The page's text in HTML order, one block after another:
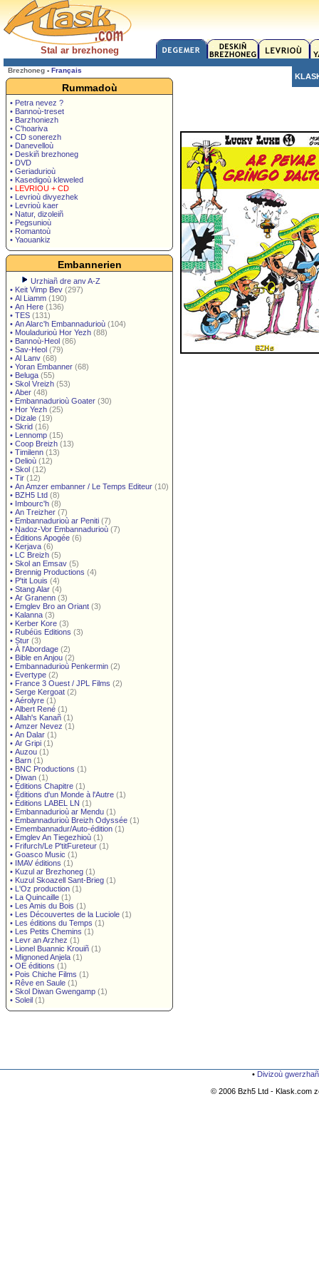
Stal ar brezhoneg
Brezhoneg - Français
Rummadoù
• Petra nevez ?
• Bannoù-treset
• Barzhoniezh
• C'hoariva
• CD sonerezh
• Danevelloù
• Deskiñ brezhoneg
• DVD
• Geriadurioù
• Kasedigoù kleweled
• LEVRIOU + CD
• Levrioù divyezhek
• Levrioù kaer
• Natur, dizoleiñ
• Pegsunioù
• Romantoù
• Yaouankiz
Embannerien
Urzhiañ dre anv A-Z
• Keit Vimp Bev (297)
• Al Liamm (190)
• An Here (136)
• TES (131)
• An Alarc'h Embannadurioù (104)
• Mouladurioù Hor Yezh (88)
• Bannoù-Heol (86)
• Sav-Heol (79)
• Al Lanv (68)
• Yoran Embanner (68)
• Beluga (55)
• Skol Vreizh (53)
• Aber (48)
• Embannadurioù Goater (30)
• Hor Yezh (25)
• Dizale (19)
• Skrid (16)
• Lennomp (15)
• Coop Breizh (13)
• Timilenn (13)
• Delioù (12)
• Skol (12)
• Tir (12)
• An Amzer embanner / Le Temps Editeur (10)
• BZH5 Ltd (8)
• Imbourc'h (8)
• An Treizher (7)
• Embannadurioù ar Peniti (7)
• Nadoz-Vor Embannadurioù (7)
• Éditions Apogée (6)
• Kerjava (6)
• LC Breizh (5)
• Skol an Emsav (5)
• Brennig Productions (4)
• P'tit Louis (4)
• Stang Alar (4)
• Ar Granenn (3)
• Emglev Bro an Oriant (3)
• Kalanna (3)
• Kerber Kore (3)
• Rubéüs Editions (3)
• Stur (3)
• À l'Abordage (2)
• Bible en Anjou (2)
• Embannadurioù Penkermin (2)
• Evertype (2)
• France 3 Ouest / JPL Films (2)
• Serge Kergoat (2)
• Aérolyre (1)
• Albert René (1)
• Allah's Kanañ (1)
• Amzer Nevez (1)
• An Dalar (1)
• Ar Gripi (1)
• Auzou (1)
• Barn (1)
• BNC Productions (1)
• Diwan (1)
• Éditions Chapitre (1)
• Éditions d'un Monde à l'Autre (1)
• Éditions LABEL LN (1)
• Embannadurioù ar Mendu (1)
• Embannadurioù Breizh Odyssée (1)
• Emembannadur/Auto-édition (1)
• Emglev An Tiegezhioù (1)
• Frifurch/Le P'titFureteur (1)
• Goasco Music (1)
• IMAV éditions (1)
• Kuzul ar Brezhoneg (1)
• Kuzul Skoazell Sant-Brieg (1)
• L'Oz production (1)
• La Quincaille (1)
• Les Amis du Bois (1)
• Les Découvertes de la Luciole (1)
• Les éditions du Temps (1)
• Les Petits Chemins (1)
• Levr an Arzhez (1)
• Lionel Buannic Krouiñ (1)
• Mignoned Anjela (1)
• OE éditions (1)
• Pois Chiche Films (1)
• Rêve en Saule (1)
• Skol Diwan Gwengamp (1)
• Soleil (1)
• Divizoù
© 2006 Bzh5 Ltd - Klask.com